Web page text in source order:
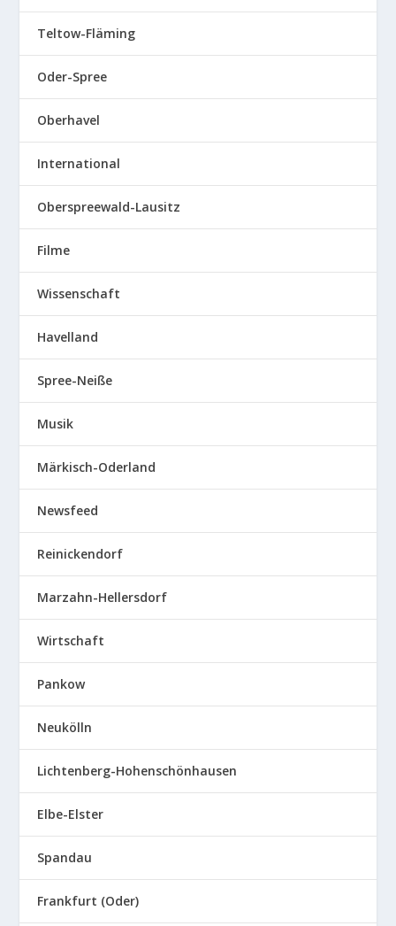
Teltow-Fläming
Oder-Spree
Oberhavel
International
Oberspreewald-Lausitz
Filme
Wissenschaft
Havelland
Spree-Neiße
Musik
Märkisch-Oderland
Newsfeed
Reinickendorf
Marzahn-Hellersdorf
Wirtschaft
Pankow
Neukölln
Lichtenberg-Hohenschönhausen
Elbe-Elster
Spandau
Frankfurt (Oder)